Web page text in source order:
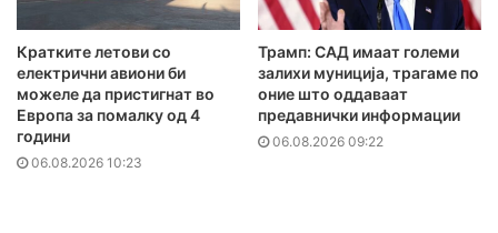
Кратките летови со
електрични авиони би
можеле да пристигнат во
Европа за помалку од 4
години
06.08.2026 10:23
Трамп: САД имаат големи
залихи муниција, трагаме по
оние што оддаваат
предавнички информации
06.08.2026 09:22